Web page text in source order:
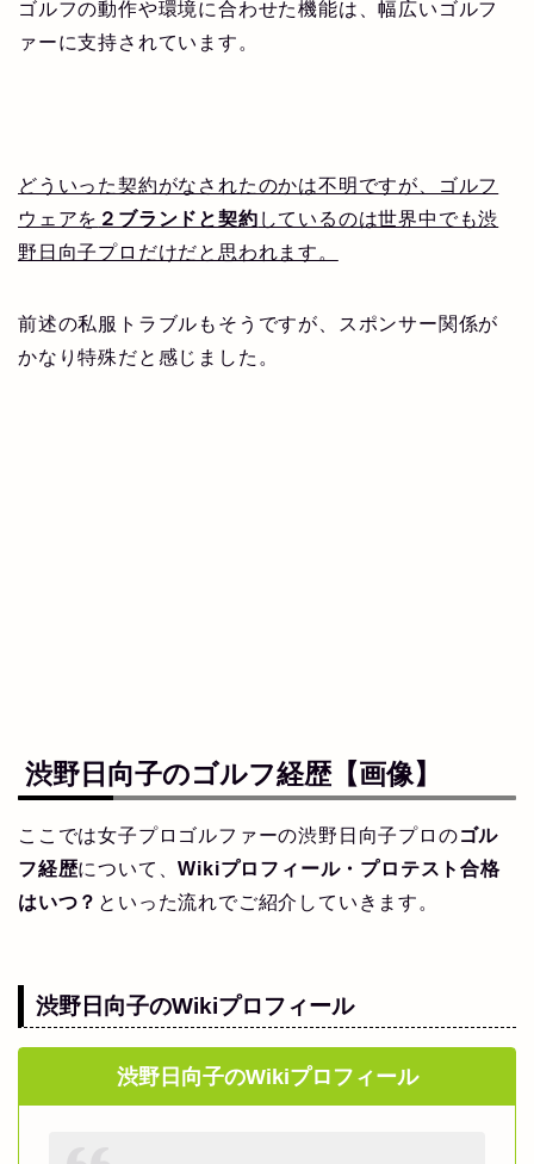
ゴルフの動作や環境に合わせた機能は、幅広いゴルフ
ァーに支持されています。
どういった契約がなされたのかは不明ですが、ゴルフ
ウェアを ２ブランドと契約 しているのは世界中でも渋
野日向子プロだけだと思われます。
前述の私服トラブルもそうですが、スポンサー関係が
かなり特殊だと感じました。
渋野日向子のゴルフ経歴【画像】
ここでは女子プロゴルファーの渋野日向子プロのゴル
フ経歴について、Wikiプロフィール・プロテスト合格
はいつ？ といった流れでご紹介していきます。
渋野日向子のWikiプロフィール
渋野日向子のWikiプロフィール